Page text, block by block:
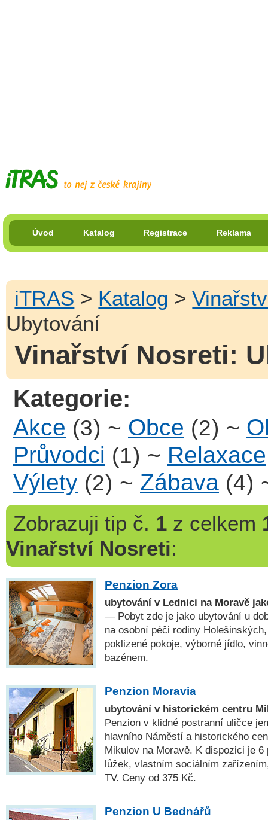
Úvod Katalog Registrace Reklama
iTRAS > Katalog >
Ubytování
Vinařství Nosreti:
Kategorie:
Akce (3) ~ Obce (2) ~
Průvodci (1) ~ Relaxace
Výlety (2) ~ Zábava (4)
Zobrazuji tip č. 1z celkem
Vinařství Nosreti:
Penzion Zora
ubytování v Lednici na Moravě
— Pobyt zde je jako ubytování u
na osobní péči rodiny
poklizené pokoje, výborné jídlo,
bazénem.
Penzion Moravia
ubytování v historickém centru
Penzion v klidné postranní uličce
hlavního Náměstí a historického
Mikulov na Moravě. K dispozici je 6
lůžek, vlastním sociálním
TV. Ceny od 375 Kč.
Penzion U Bednářů